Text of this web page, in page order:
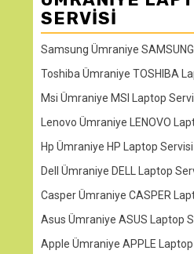
SERVISI
Samsung Ümraniye
Toshiba Ümraniye TOSHIBA
Msi Ümraniye MSI Laptop
Lenovo Ümraniye LENOVO
Hp Ümraniye HP Laptop Servisi
Dell Ümraniye DELL Laptop
Casper Ümraniye CASPER
Asus Ümraniye ASUS Laptop
Apple Ümraniye APPLE